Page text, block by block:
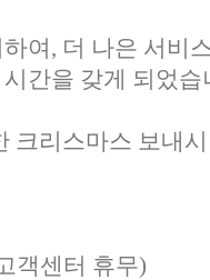
여, 더 나은 서비
간을 갖게 되었습
크리스마스 보내
객센터 휴무)